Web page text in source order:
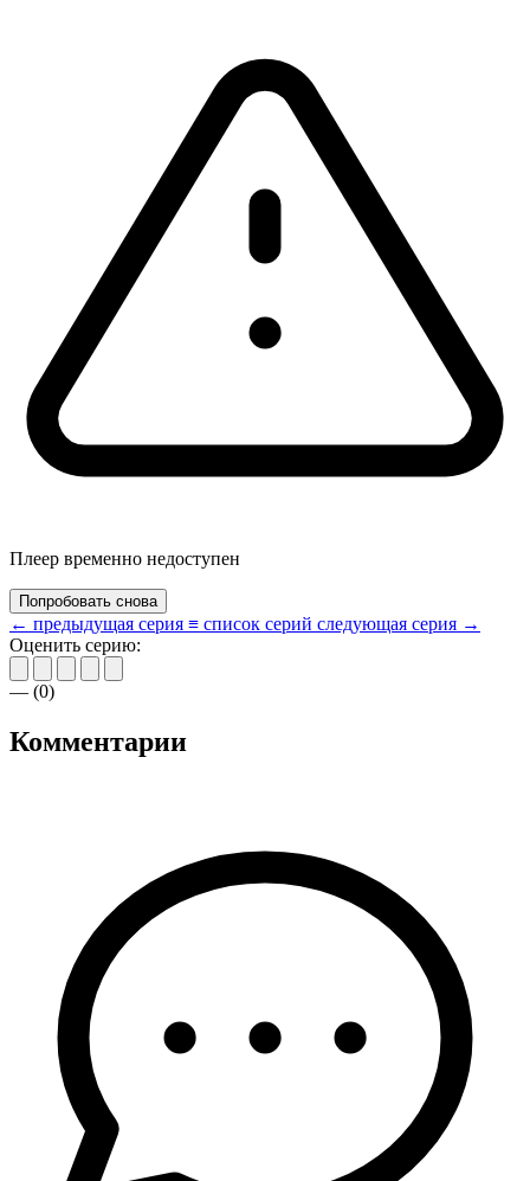
Плеер временно недоступен
Попробовать снова
← предыдущая серия ≡ список серий следующая серия →
Оценить серию:
— (0)
Комментарии